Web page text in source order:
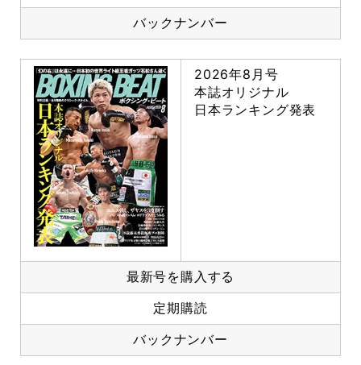
バックナンバー
2026年8月号
本誌オリジナル
日本ランキング発表
最新号を購入する
定期購読
バックナンバー